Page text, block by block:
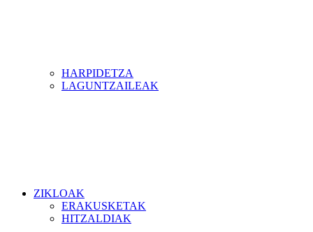
HARPIDETZA
LAGUNTZAILEAK
ZIKLOAK
ERAKUSKETAK
HITZALDIAK